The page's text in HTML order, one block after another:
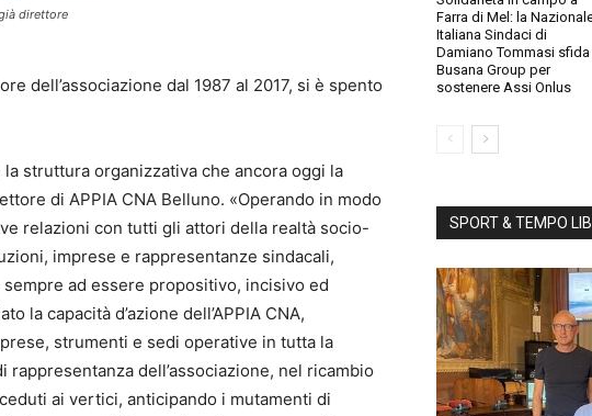
direttore
dell’associazione dal 1987 al 2017, si è spento
struttura organizzativa che ancora oggi la
di APPIA CNA Belluno. «Operando in modo
relazioni con tutti gli attori della realtà socio-
imprese e rappresentanze sindacali,
ad essere propositivo, incisivo ed
la capacità d’azione dell’APPIA CNA,
strumenti e sedi operative in tutta la
dell’associazione, nel ricambio
ai vertici, anticipando i mutamenti di
Farra di Mel: la
Italiana Sindaci di
Damiano Tommasi sfida
Busana Group per
sostenere Assi Onlus
SPORT & TEMPO